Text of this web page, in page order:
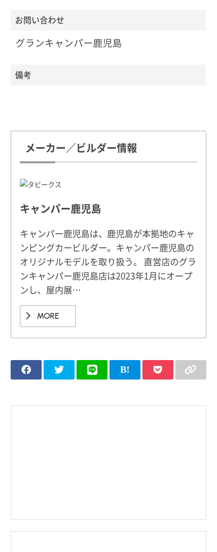
お問い合わせ
グランキャンパー鹿児島
備考
メーカー／ビルダー情報
キャンパー鹿児島
キャンパー鹿児島は、鹿児島が本拠地のキャ
ンピングカービルダー。キャンパー鹿児島の
オリジナルモデルを取り扱う。 直営店のグラ
ンキャンパー鹿児島店は2023年1月にオープ
ンし、屋内展…
MORE